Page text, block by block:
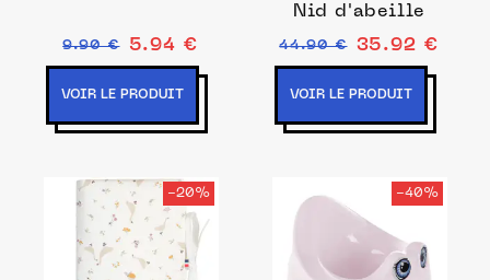
9.90 € 5.94 €
VOIR LE PRODUIT
Nid d'abeille
44.90 € 35.92 €
VOIR LE PRODUIT
-20% -40%